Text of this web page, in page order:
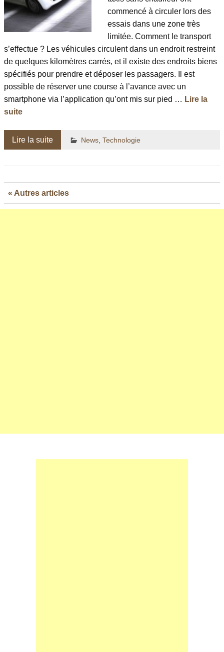
commencé à circuler lors des
essais dans une zone très
limitée. Comment le transport
s’effectue ? Les véhicules circulent dans un endroit restreint
de quelques kilomètres carrés, et il existe des endroits biens
spécifiés pour prendre et déposer les passagers. Il est
possible de réserver une course à l’avance avec un
smartphone via l’application qu’ont mis sur pied … Lire la
suite
Lire la suite News, Technologie
« Autres articles